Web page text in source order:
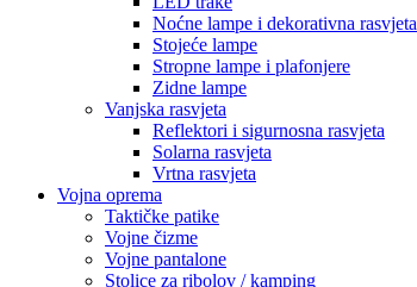
Noćne lampe i dekorativna rasvjeta
Stojeće lampe
Stropne lampe i plafonjere
Zidne lampe
Vanjska rasvjeta
Reflektori i sigurnosna rasvjeta
Solarna rasvjeta
Vrtna rasvjeta
Vojna oprema
Taktičke patike
Vojne čizme
Vojne pantalone
Stolice za ribolov / kamping